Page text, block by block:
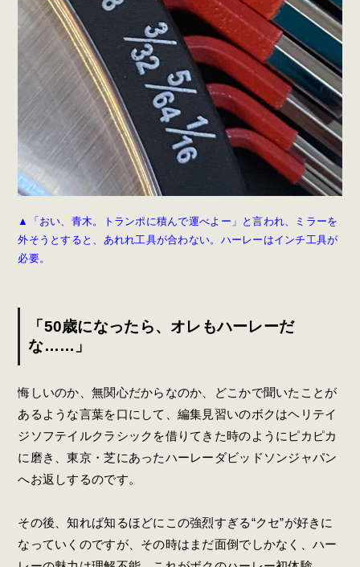
▲「おい、青木。トランポに積んで運べよー」と言われ、ミラーを
外そうとすると、あれれ工具が合わない。ハーレーはインチ工具が
必要。
「50歳になったら、オレもハーレーだ
な……」
悔しいのか、無関心だからなのか、どこかで聞いたことが
あるような言葉を口にして、編集見習いのボクはヘリテイ
ジソフテイルクラシックを借りてきた時のようにピカピカ
に磨き、東京・芝にあったハーレーダビッドソンジャパン
へお返しするのです。
その後、知れば知るほどにこの強烈すぎる“クセ”が好きに
なっていくのですが、その時はまだ面倒でしかなく、ハー